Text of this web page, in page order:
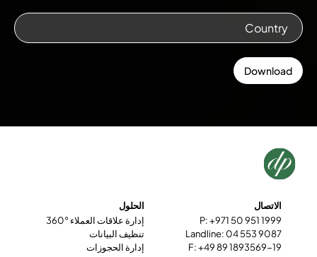
الاتصال
P: +971 50 951 1999
Landline: 04 553 9087
F: +49 89 1893569-19
الحلول
إدارة علاقات العملاء °360
تنظيف البيانات
إدارة الحجوزات